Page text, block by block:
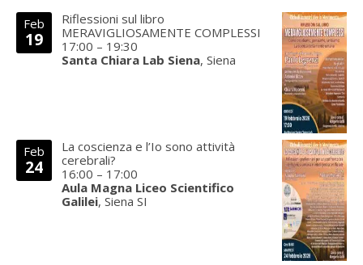
Feb
19
Riflessioni sul libro
MERAVIGLIOSAMENTE COMPLESSI
17:00 – 19:30
Santa Chiara Lab Siena, Siena
Feb
24
La coscienza e l’Io sono attività
cerebrali?
16:00 – 17:00
Aula Magna Liceo Scientifico
Galilei, Siena SI